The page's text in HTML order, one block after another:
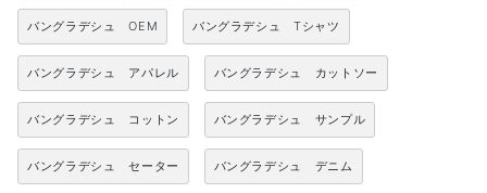
バングラデシュ OEM バングラデシュ Tシャツ
バングラデシュ アパレル バングラデシュ カットソー
バングラデシュ コットン バングラデシュ サンプル
バングラデシュ セーター バングラデシュ デニム